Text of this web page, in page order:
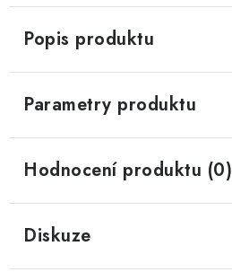
Popis produktu
Parametry produktu
Hodnocení produktu (0)
Diskuze